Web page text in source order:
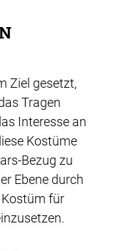
Ziel gesetzt,
Tragen
Interesse an
Kostüme
Bezug zu
Ebene durch
für